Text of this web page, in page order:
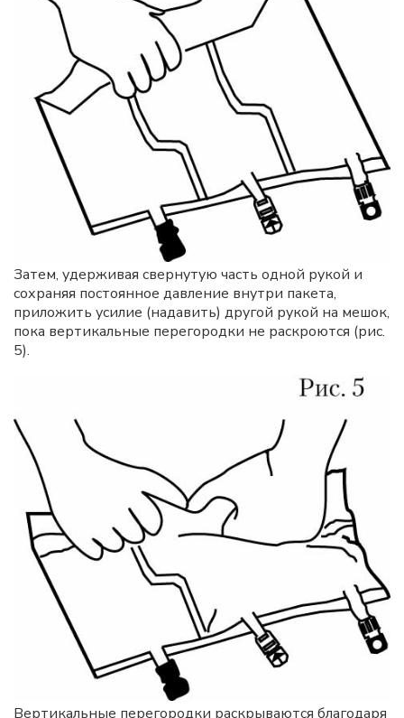
Затем, удерживая свернутую часть одной рукой и
сохраняя постоянное давление внутри пакета,
приложить усилие (надавить) другой рукой на мешок,
пока вертикальные перегородки не раскроются (рис.
5).
Вертикальные перегородки раскрываются благодаря